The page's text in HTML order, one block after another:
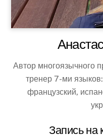
Автор многоязычного
тренер 7-ми
французский,
Запись на